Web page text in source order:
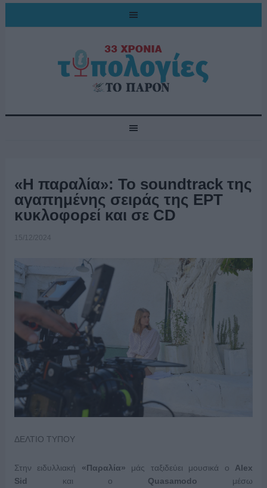
«Η παραλία»: Το soundtrack της
αγαπημένης σειράς της ΕΡΤ
κυκλοφορεί και σε CD
15/12/2024
ΔΕΛΤΙΟ ΤΥΠΟΥ
Στην ειδυλλιακή «Παραλία» μάς ταξιδεύει μουσικά ο Alex
Sid
και ο Quasamodo μέσω